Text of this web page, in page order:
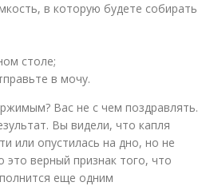
в которую будете собирать
столе;
в мочу.
Вас не с чем поздравлять.
Вы видели, что капля
или опустилась на дно, но не
верный признак того, что
еще одним